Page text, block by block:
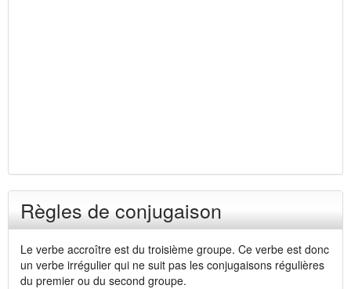
Règles de conjugaison
Le verbe accroître est du troisième groupe. Ce verbe est donc
un verbe irrégulier qui ne suit pas les conjugaisons régulières
du premier ou du second groupe.